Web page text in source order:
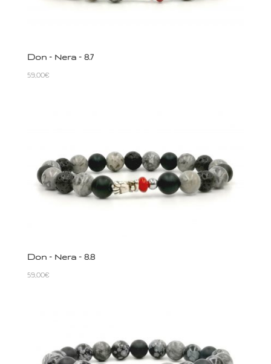
Don – Nera – 8.7
59,00€
Don – Nera – 8.8
59,00€